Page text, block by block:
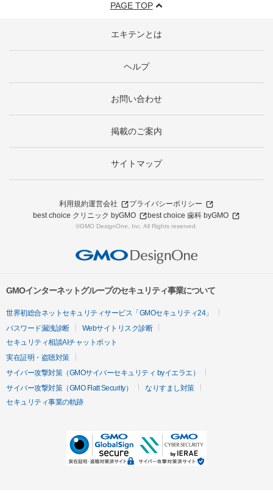
PAGE TOP
エキテンとは
ヘルプ
お問い合わせ
掲載のご案内
サイトマップ
利用規約運営会社
プライバシーポリシー
best choice クリニック byGMO
best choice 歯科 byGMO
©GMO DesignOne, Inc. All Rights reserved.
GMOインターネットグループのセキュリティ事業について
世界初総合ネットセキュリティサービス「GMOセキュリティ24」
パスワード漏洩診断
Webサイトリスク診断
セキュリティ相談AIチャットボット
実在証明・盗聴対策
サイバー攻撃対策（GMOサイバーセキュリティ byイエラエ）
サイバー攻撃対策（GMO Flatt Security）
なりすまし対策
セキュリティ事業の軌跡